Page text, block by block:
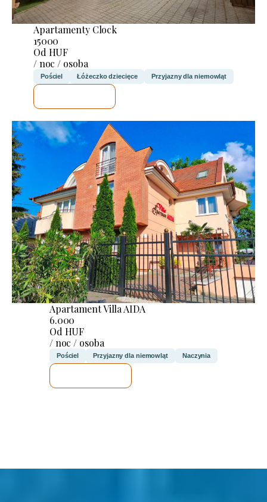
Apartamenty Clock
15000
Od HUF
/ noc / osoba
Pościel Łóżeczko dziecięce Przyjazny dla niemowląt
Apartament Villa AIDA
6.000
Od HUF
/ noc / osoba
Pościel Przyjazny dla niemowląt Naczynia